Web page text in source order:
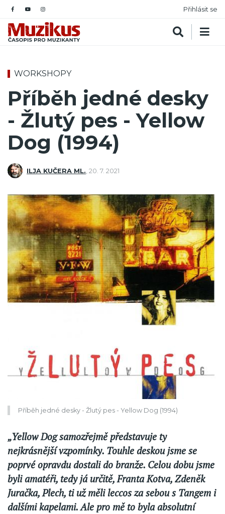
Přihlásit se
WORKSHOPY
Příběh jedné desky
- Žlutý pes - Yellow
Dog (1994)
ILJA KUČERA ML. 20. 7. 2021
Příběh jedné desky - Žlutý pes - Yellow Dog (1994)
„Yellow Dog samozřejmě představuje ty
nejkrásnější vzpomínky. Touhle deskou jsme se
poprvé opravdu dostali do branže. Celou dobu jsme
byli amatéři, tedy já určitě, Franta Kotva, Zdeněk
Juračka, Plech, ti už měli leccos za sebou s Tangem i
dalšími kapelami. Ale pro mě to byla absolutní